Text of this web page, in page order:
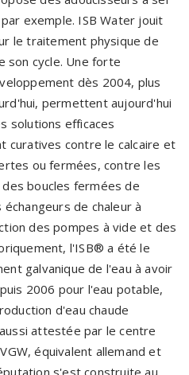
exemple. ISB Water jouit
le traitement physique de
son cycle. Une forte
dès 2004, plus
permettent aujourd'hui
solutions efficaces
curatives contre le calcaire et
ou fermées, contre les
boucles fermées de
de chaleur à
des pompes à vide et des
l'ISB® a été le
galvanique de l'eau à avoir
2006 pour l'eau potable,
d'eau chaude
attestée par le centre
équivalent allemand et
s'est construite au